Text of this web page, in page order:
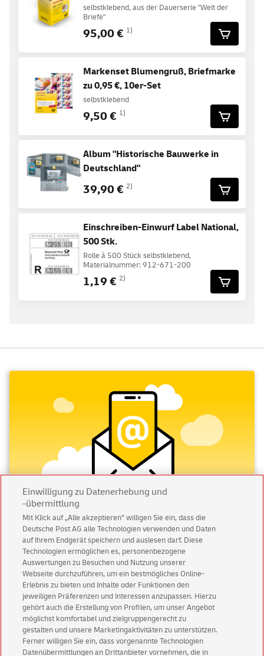
selbstklebend, aus der Dauerserie "Welt der
Briefe"
95,00 € 1)
Markenset Blumengruß, Briefmarke
zu 0,95 €, 10er-Set
selbstklebend
9,50 € 1)
Album "Historische Bauwerke in
Deutschland"
39,90 € 2)
Einschreiben-Einwurf Label National,
500 Stk.
Rolle à 500 Stück selbstklebend,
Materialnummer: 912-671-200
1,19 € 2)
Abonnieren Sie unseren Newsletter
Immer informiert über exklusive Angebote und
Aktionen - jetzt mit Vorteil
Privatkundensichern sich einen5 € Gutschein
für POSTSCAN!
Geschäftskundenerhalten einen5 € Gutschein
für Briefmarke individuell!
Einwilligung zu Datenerhebung und
-übermittlung
Mit Klick auf „Alle akzeptieren” willigen Sie ein, dass die
Deutsche Post AG alle Technologien verwenden und Daten
auf Ihrem Endgerät speichern und auslesen darf. Diese
Technologien ermöglichen es, personenbezogene
Auswertungen zu Besuchen und Nutzung unserer
Webseite durchzuführen, um ein bestmögliches Online-
Erlebnis zu bieten und Inhalte oder Funktionen den
jeweiligen Präferenzen und Interessen anzupassen. Hierzu
gehört auch die Erstellung von Profilen, um unser Angebot
möglichst komfortabel und zielgruppengerecht zu
gestalten und unsere Marketingaktivitäten zu unterstützen.
Ferner willigen Sie ein, dass vorgenannte Technologien
Datenübermittlungen an Drittanbieter vornehmen, die in